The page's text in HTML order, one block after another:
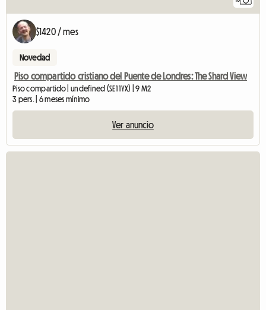
$1420 / mes
Novedad
Piso compartido cristiano del Puente de Londres: The Shard View
Piso compartido | undefined (SE1 1YX) | 9 M2
3 pers. | 6 meses mínimo
Ver anuncio